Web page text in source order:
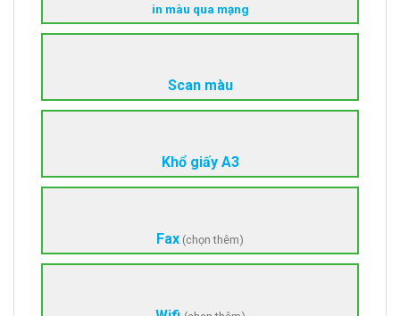
in màu qua mạng
Scan màu
Khổ giấy A3
Fax (chọn thêm)